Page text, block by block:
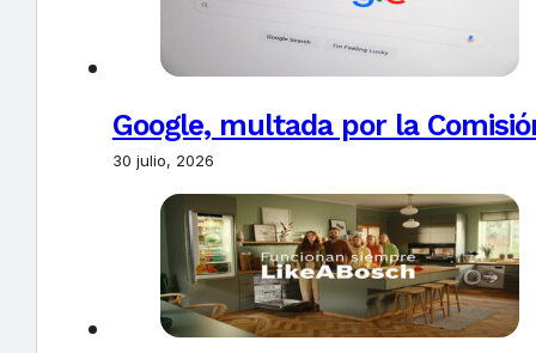
Google, multada por la
30 julio, 2026